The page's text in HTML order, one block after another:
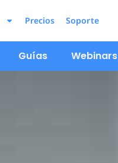
Precios Soporte
Guías Webinars